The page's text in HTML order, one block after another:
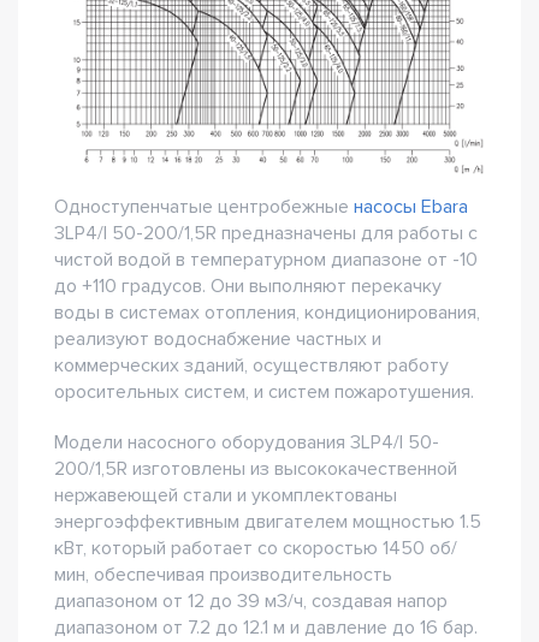
Одноступенчатые центробежные насосы Ebara
3LP4/I 50-200/1,5R предназначены для работы с
чистой водой в температурном диапазоне от -10
до +110 градусов. Они выполняют перекачку
воды в системах отопления, кондиционирования,
реализуют водоснабжение частных и
коммерческих зданий, осуществляют работу
оросительных систем, и систем пожаротушения.
Модели насосного оборудования 3LP4/I 50-
200/1,5R изготовлены из высококачественной
нержавеющей стали и укомплектованы
энергоэффективным двигателем мощностью 1.5
кВт, который работает со скоростью 1450 об/
мин, обеспечивая производительность
диапазоном от 12 до 39 м3/ч, создавая напор
диапазоном от 7.2 до 12.1 м и давление до 16 бар.